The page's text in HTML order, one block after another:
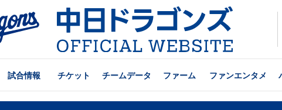
試合情報 チケット チームデータ ファーム ファンエンタメ